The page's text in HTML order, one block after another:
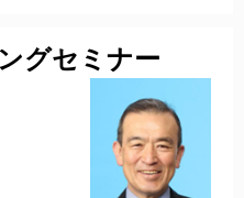
グセミナー